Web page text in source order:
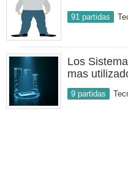
91 partidas
Los
mas
9 partidas